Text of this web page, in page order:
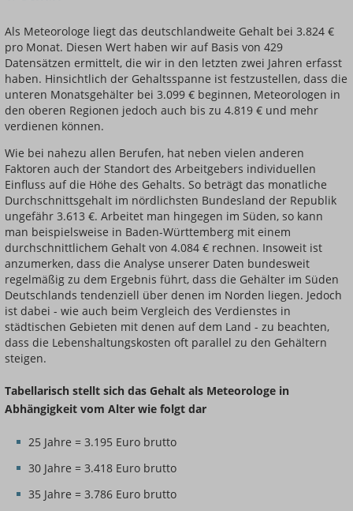
Einsteigerin / Einsteiger
Als Meteorologe liegt das deutschlandweite Gehalt bei 3.824 €
pro Monat. Diesen Wert haben wir auf Basis von 429
Datensätzen ermittelt, die wir in den letzten zwei Jahren erfasst
haben. Hinsichtlich der Gehaltsspanne ist festzustellen, dass die
unteren Monatsgehälter bei 3.099 € beginnen, Meteorologen in
den oberen Regionen jedoch auch bis zu 4.819 € und mehr
verdienen können.
Wie bei nahezu allen Berufen, hat neben vielen anderen
Faktoren auch der Standort des Arbeitgebers individuellen
Einfluss auf die Höhe des Gehalts. So beträgt das monatliche
Durchschnittsgehalt im nördlichsten Bundesland der Republik
ungefähr 3.613 €. Arbeitet man hingegen im Süden, so kann
man beispielsweise in Baden-Württemberg mit einem
durchschnittlichem Gehalt von 4.084 € rechnen. Insoweit ist
anzumerken, dass die Analyse unserer Daten bundesweit
regelmäßig zu dem Ergebnis führt, dass die Gehälter im Süden
Deutschlands tendenziell über denen im Norden liegen. Jedoch
ist dabei - wie auch beim Vergleich des Verdienstes in
städtischen Gebieten mit denen auf dem Land - zu beachten,
dass die Lebenshaltungskosten oft parallel zu den Gehältern
steigen.
Tabellarisch stellt sich das Gehalt als Meteorologe in
Abhängigkeit vom Alter wie folgt dar
25 Jahre = 3.195 Euro brutto
30 Jahre = 3.418 Euro brutto
35 Jahre = 3.786 Euro brutto